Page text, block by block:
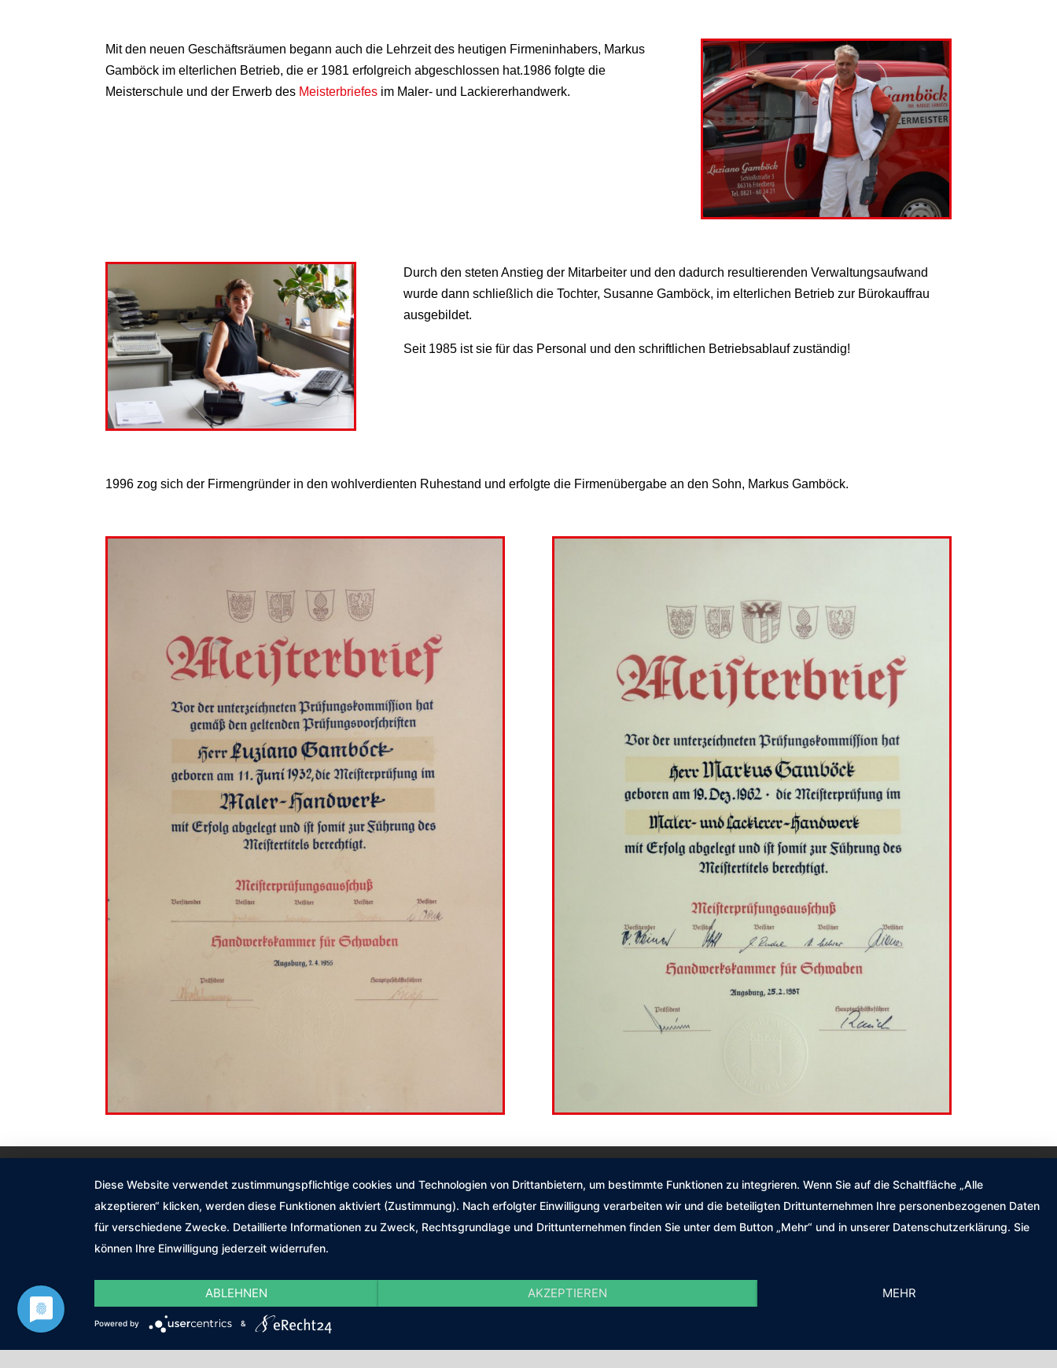
Mit den neuen Geschäftsräumen begann auch die Lehrzeit des heutigen Firmeninhabers, Markus
Gamböck im elterlichen Betrieb, die er 1981 erfolgreich abgeschlossen hat.1986 folgte die
Meisterschule und der Erwerb des Meisterbriefes im Maler- und Lackiererhandwerk.
Durch den steten Anstieg der Mitarbeiter und den dadurch resultierenden Verwaltungsaufwand
wurde dann schließlich die Tochter, Susanne Gamböck, im elterlichen Betrieb zur Bürokauffrau
ausgebildet.
Seit 1985 ist sie für das Personal und den schriftlichen Betriebsablauf zuständig!
1996 zog sich der Firmengründer in den wohlverdienten Ruhestand und erfolgte die Firmenübergabe an den Sohn, Markus Gamböck.
©2026 Malermeister Gamböck
Diese Website verwendet zustimmungspflichtige cookies und Technologien von Drittanbietern, um bestimmte Funktionen zu integrieren. Wenn Sie auf die Schaltfläche „Alle
akzeptieren“ klicken, werden diese Funktionen aktiviert (Zustimmung). Nach erfolgter Einwilligung verarbeiten wir und die beteiligten Drittunternehmen Ihre personenbezogenen Daten
für verschiedene Zwecke. Detaillierte Informationen zu Zweck, Rechtsgrundlage und Drittunternehmen finden Sie unter dem Button „Mehr“ und in unserer Datenschutzerklärung. Sie
können Ihre Einwilligung jederzeit widerrufen.
ABLEHNEN AKZEPTIEREN MEHR
Powered by &